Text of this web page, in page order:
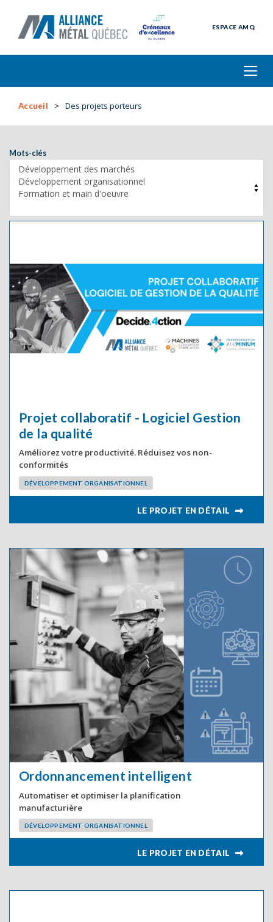
ESPACE AMQ
Accueil Des projets porteurs
Mots-clés
Projet collaboratif - Logiciel Gestion
de la qualité
Améliorez votre productivité. Réduisez vos non-
conformités
DÉVELOPPEMENT ORGANISATIONNEL
LIRE
Ordonnancement intelligent
Automatiser et optimiser la planification
manufacturière
DÉVELOPPEMENT ORGANISATIONNEL
LIRE